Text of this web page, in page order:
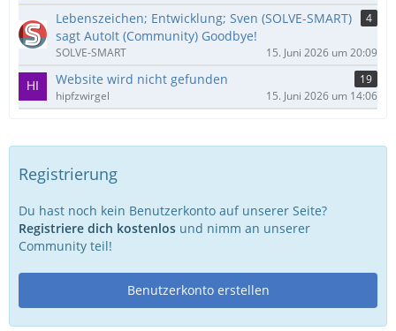
Lebenszeichen; Entwicklung; Sven (SOLVE-SMART)
sagt AutoIt (Community) Goodbye!
4
SOLVE-SMART 15. Juni 2026 um 20:09
Website wird nicht gefunden
19
hipfzwirgel
15. Juni 2026 um 14:06
Registrierung
Du hast noch kein Benutzerkonto auf unserer Seite?
Registriere dich kostenlos und nimm an unserer
Community teil!
Benutzerkonto erstellen